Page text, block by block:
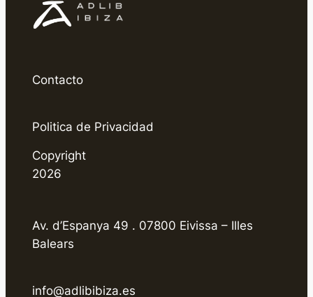
Contacto
Politica de Privacidad
Copyright
2026
Av. d’Espanya 49 . 07800 Eivissa – Illes
Balears
info@adlibibiza.es